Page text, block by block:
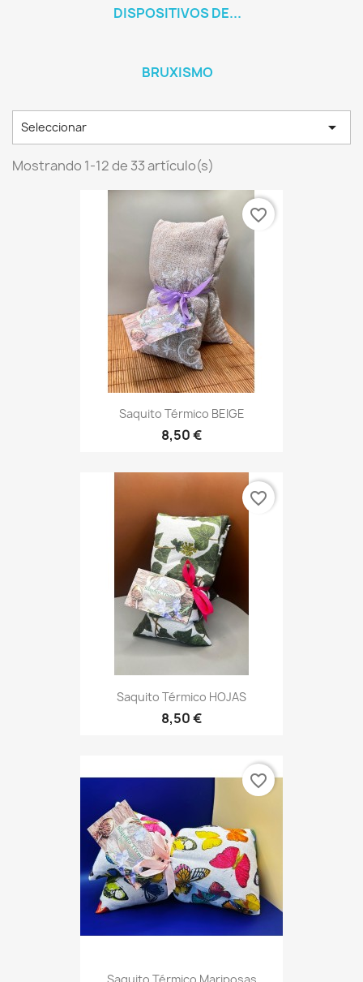
DISPOSITIVOS DE...
BRUXISMO
Seleccionar 
Mostrando 1-12 de 33 artículo(s)
Saquito Térmico BEIGE
8,50 €
favorite_border
Saquito Térmico HOJAS
8,50 €
favorite_border
favorite_border